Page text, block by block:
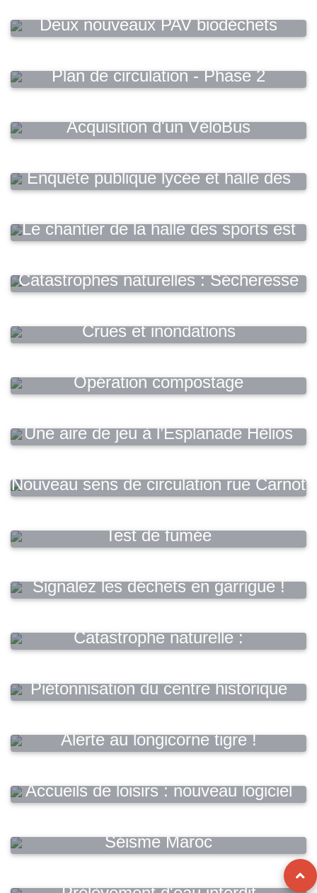
Deux nouveaux PAV biodéchets
Plan de circulation - Phase 2
Acquisition d'un VéloBus
Enquête publique lycée et halle des
sports
Le chantier de la halle des sports est
lancé !
Catastrophes naturelles : Sécheresse
2023
Crues et inondations
Opération compostage
Une aire de jeu à l’Esplanade Hélios
Nouveau sens de circulation rue Carnot
Test de fumée
Signalez les déchets en garrigue !
Catastrophe naturelle :
Sécheresse/Réhydratation des sols
Piétonnisation du centre historique
Alerte au longicorne tigre !
Accueils de loisirs : nouveau logiciel
d'inscription
Séisme Maroc